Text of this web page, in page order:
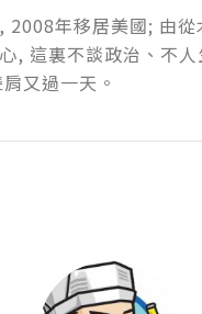
年移居美國; 由
, 這裏不談政治、不
又過一天。